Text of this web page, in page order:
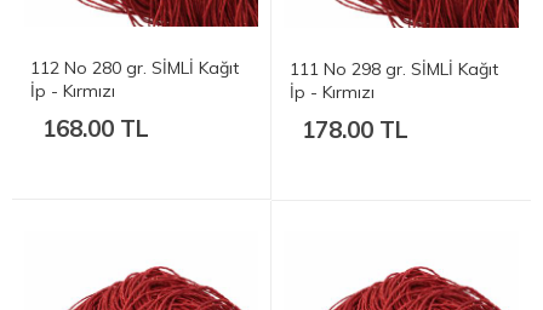
112 No 280 gr. SİMLİ Kağıt
İp - Kırmızı
168.00 TL
111 No 298 gr. SİMLİ Kağıt
İp - Kırmızı
178.00 TL